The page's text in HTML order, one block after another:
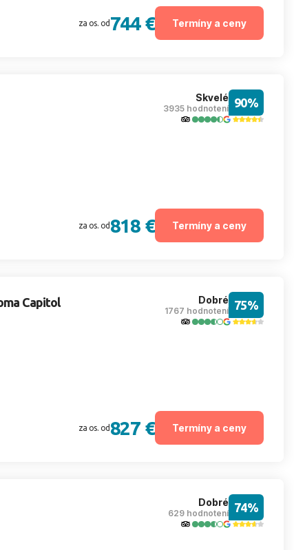
za os. od 744 € Termíny a ceny
Skvelé
3935 hodnotení 90%
za os. od 818 € Termíny a ceny
Capitol Dobré
1767 hodnotení 75%
za os. od 827 € Termíny a ceny
Dobré
629 hodnotení 74%